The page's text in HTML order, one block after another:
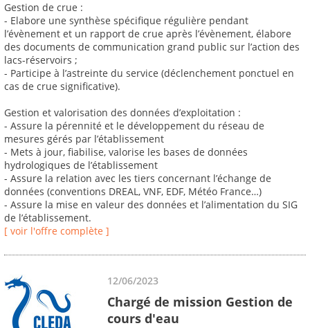
Gestion de crue :
- Elabore une synthèse spécifique régulière pendant
l’évènement et un rapport de crue après l’évènement, élabore
des documents de communication grand public sur l’action des
lacs-réservoirs ;
- Participe à l’astreinte du service (déclenchement ponctuel en
cas de crue significative).
Gestion et valorisation des données d’exploitation :
- Assure la pérennité et le développement du réseau de
mesures gérés par l’établissement
- Mets à jour, fiabilise, valorise les bases de données
hydrologiques de l’établissement
- Assure la relation avec les tiers concernant l’échange de
données (conventions DREAL, VNF, EDF, Météo France…)
- Assure la mise en valeur des données et l’alimentation du SIG
de l’établissement.
[ voir l'offre complète ]
12/06/2023
Chargé de mission Gestion de
cours d'eau